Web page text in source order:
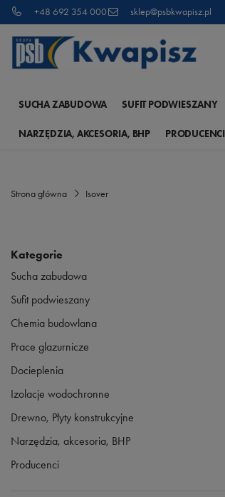
+48 692 354 000 sklep@psbkwapisz.pl
SUCHA ZABUDOWA SUFIT PODWIESZANY
NARZĘDZIA, AKCESORIA, BHP PRODUCENCI
Strona główna Isover
Kategorie
Sucha zabudowa
Sufit podwieszany
Chemia budowlana
Prace glazurnicze
Docieplenia
Izolacje wodochronne
Drewno, Płyty konstrukcyjne
Narzędzia, akcesoria, BHP
Producenci